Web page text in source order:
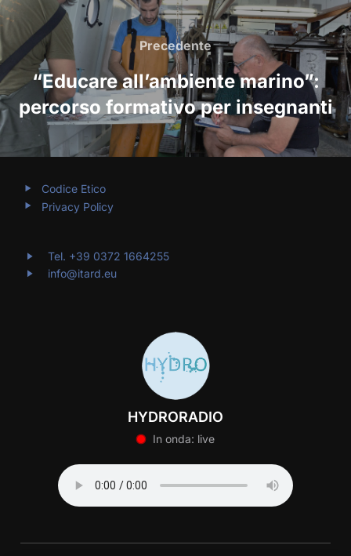
NAVIGAZIONE
ARTICOLI
Precedente
Precedente
“Educare all’ambiente marino”:
percorso formativo per insegnanti
Codice Etico
Privacy Policy
Tel. +39 0372 1664255
info@itard.eu
HYDRORADIO
In onda: live